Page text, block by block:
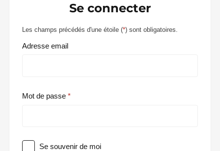
Se connecter
Les champs précédés d'une étoile (*) sont obligatoires.
Adresse email
Mot de passe
Se souvenir de moi